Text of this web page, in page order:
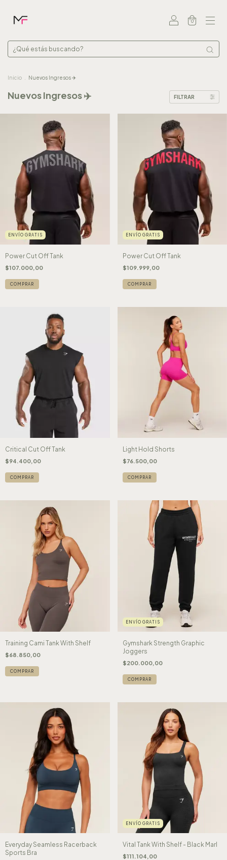
0
Inicio Nuevos Ingresos ✈️
Nuevos Ingresos ✈️ FILTRAR
ENVÍO GRATIS
Power Cut Off Tank
$107.000,00
COMPRAR
ENVÍO GRATIS
Power Cut Off Tank
$109.999,00
COMPRAR
Critical Cut Off Tank
$94.400,00
COMPRAR
Light Hold Shorts
$76.500,00
COMPRAR
Training Cami Tank With Shelf
$68.850,00
COMPRAR
ENVÍO GRATIS
Gymshark Strength Graphic
Joggers
$200.000,00
COMPRAR
Everyday Seamless Racerback
Sports Bra
ENVÍO GRATIS
Vital Tank With Shelf - Black Marl
$111.104,00